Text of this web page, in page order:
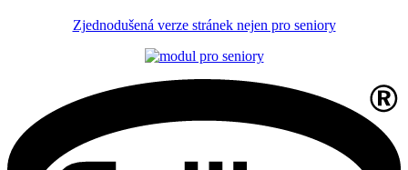
Zjednodušená verze stránek nejen pro seniory